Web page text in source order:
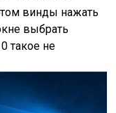
винды нажать
выбрать
такое не